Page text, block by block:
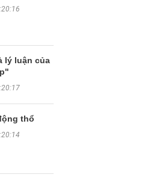
lý luận của
thổ